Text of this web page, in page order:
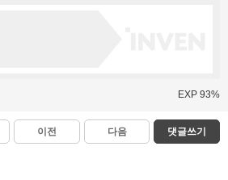
EXP 93%
이전 다음 댓글쓰기